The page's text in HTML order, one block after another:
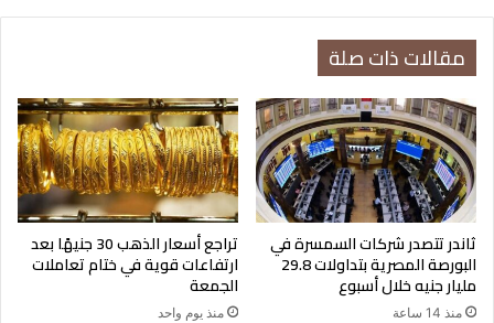
سعر الدولار في البنك الأهلي المصري
47.55 جنيه للشراء.
مقالات ذات صلة
ثاندر تتصدر شركات السمسرة في
البورصة المصرية بتداولات 29.8
مليار جنيه خلال أسبوع
منذ 14 ساعة
تراجع أسعار الذهب 30 جنيهًا بعد
ارتفاعات قوية في ختام تعاملات
الجمعة
منذ يوم واحد